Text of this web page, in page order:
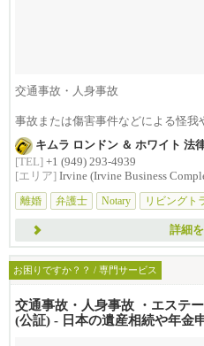
交通事故・人身事故
事故または傷害事件などによる怪
せんか？損害賠償は治療費...
キムラ ロンドン ＆ ホワイト 法
[TEL] +1 (949) 293-4939
[エリア] Irvine (Irvine Business
離婚
弁護士 Notary リビングト
詳細
お困りですか？？ / 専門サービス
交通事故・人身事故 ・エステ
(公証) - 日本の遺産相続や年金